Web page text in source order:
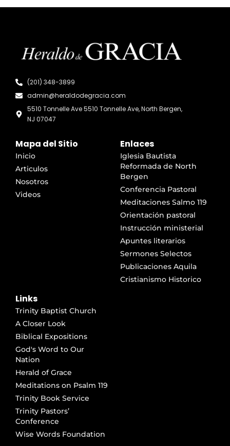
(201) 348-3899
admin@heraldodegracia.com
5510 Tonnelle Ave 5510 Tonnelle Ave, North Bergen,
NJ 07047
Mapa del Sitio
Inicio
Articulos
Nosotros
Videos
Enlaces
Iglesia Bautista
Reformada de North
Bergen
Conferencia Pastoral
Meditaciones Salmo 119
Orientación pastoral
Instrucción ministerial
Apuntes literarios
Sermones Selectos
Publicaciones Aquila
Cristianismo Historico
Links
Trinity Baptist Church
A Closer Look
Biblical Expositions
God's Word to Our
Nation
Herald of Grace
Meditations on Psalm 119
Trinity Book Service
Trinity Pastors’
Conference
Wise Words Foundation